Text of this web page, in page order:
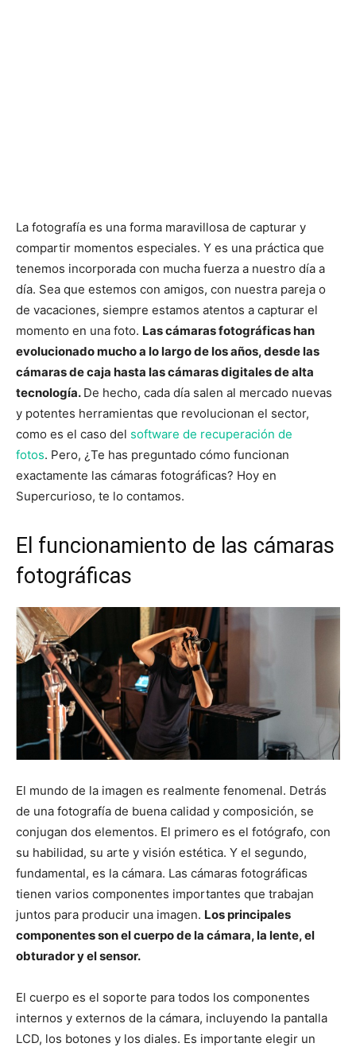
La fotografía es una forma maravillosa de capturar y
compartir momentos especiales. Y es una práctica que
tenemos incorporada con mucha fuerza a nuestro día a
día. Sea que estemos con amigos, con nuestra pareja o
de vacaciones, siempre estamos atentos a capturar el
momento en una foto. Las cámaras fotográficas han
evolucionado mucho a lo largo de los años, desde las
cámaras de caja hasta las cámaras digitales de alta
tecnología. De hecho, cada día salen al mercado nuevas
y potentes herramientas que revolucionan el sector,
como es el caso del software de recuperación de
fotos. Pero, ¿Te has preguntado cómo funcionan
exactamente las cámaras fotográficas? Hoy en
Supercurioso, te lo contamos.
El funcionamiento de las cámaras
fotográficas
El mundo de la imagen es realmente fenomenal. Detrás
de una fotografía de buena calidad y composición, se
conjugan dos elementos. El primero es el fotógrafo, con
su habilidad, su arte y visión estética. Y el segundo,
fundamental, es la cámara. Las cámaras fotográficas
tienen varios componentes importantes que trabajan
juntos para producir una imagen. Los principales
componentes son el cuerpo de la cámara, la lente, el
obturador y el sensor.
El cuerpo es el soporte para todos los componentes
internos y externos de la cámara, incluyendo la pantalla
LCD, los botones y los diales. Es importante elegir un